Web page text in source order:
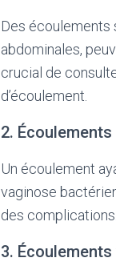
Des écoulements
abdominales,
crucial de
d’écoulement.
2.
Un écoulement
vaginose
des complications.
3.